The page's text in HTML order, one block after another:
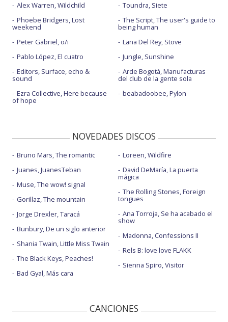
Alex Warren, Wildchild
Phoebe Bridgers, Lost
weekend
Peter Gabriel, o/i
Pablo López, El cuatro
Editors, Surface, echo &
sound
Ezra Collective, Here because
of hope
Toundra, Siete
The Script, The user's guide to
being human
Lana Del Rey, Stove
Jungle, Sunshine
Arde Bogotá, Manufacturas
del club de la gente sola
beabadoobee, Pylon
NOVEDADES DISCOS
Bruno Mars, The romantic
Juanes, JuanesTeban
Muse, The wow! signal
Gorillaz, The mountain
Jorge Drexler, Taracá
Bunbury, De un siglo anterior
Shania Twain, Little Miss Twain
The Black Keys, Peaches!
Bad Gyal, Más cara
Loreen, Wildfire
David DeMaría, La puerta
mágica
The Rolling Stones, Foreign
tongues
Ana Torroja, Se ha acabado el
show
Madonna, Confessions II
Rels B: love love FLAKK
Sienna Spiro, Visitor
CANCIONES